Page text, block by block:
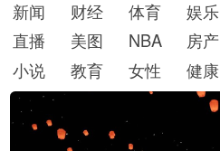
新闻 财经 体育 娱乐
直播
美图 NBA 房产
小说
教育 女性 健康